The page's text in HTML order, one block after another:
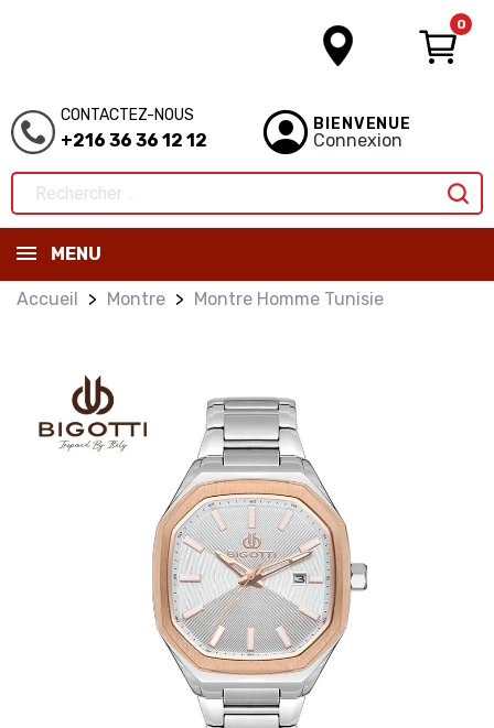
0
CONTACTEZ-NOUS
+216 36 36 12 12
BIENVENUE
Connexion
MENU
Accueil Montre Montre Homme Tunisie